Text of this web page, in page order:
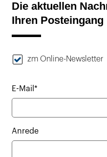
Die aktuellen
Ihren Posteingang
zm Online-Newsletter
E-Mail*
Anrede